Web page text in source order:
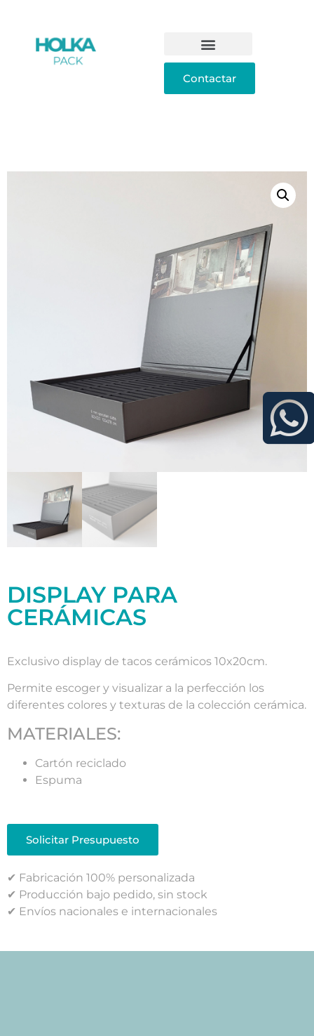
Contactar
DISPLAY PARA
CERÁMICAS
Exclusivo display de tacos cerámicos 10x20cm.
Permite escoger y visualizar a la perfección los
diferentes colores y texturas de la colección cerámica.
MATERIALES:
Cartón reciclado
Espuma
Solicitar Presupuesto
✔ Fabricación 100% personalizada
✔ Producción bajo pedido, sin stock
✔ Envíos nacionales e internacionales